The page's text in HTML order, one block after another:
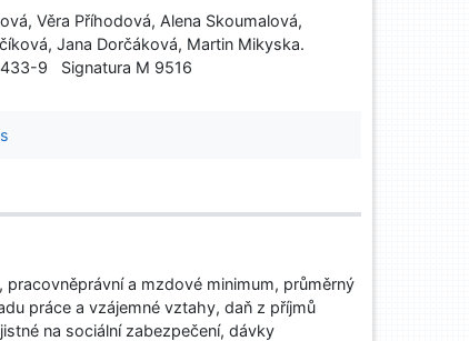
Věra Příhodová, Alena Skoumalová,
Jana Dorčáková, Martin Mikyska.
9 Signatura M 9516
a mzdové minimum, průměrný
práce a vzájemné vztahy, daň z příjmů
na sociální zabezpečení, dávky